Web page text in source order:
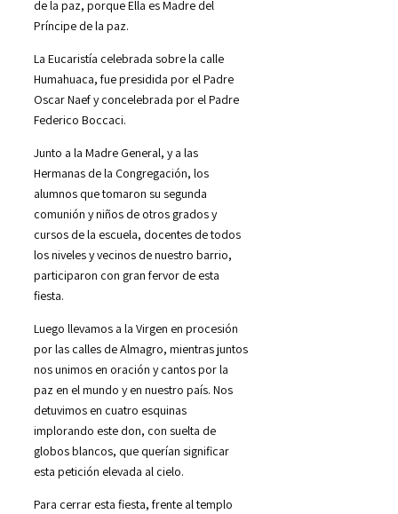
de la paz, porque Ella es Madre del
Príncipe de la paz.
La Eucaristía celebrada sobre la calle
Humahuaca, fue presidida por el Padre
Oscar Naef y concelebrada por el Padre
Federico Boccaci.
Junto a la Madre General, y a las
Hermanas de la Congregación, los
alumnos que tomaron su segunda
comunión y niños de otros grados y
cursos de la escuela, docentes de todos
los niveles y vecinos de nuestro barrio,
participaron con gran fervor de esta
fiesta.
Luego llevamos a la Virgen en procesión
por las calles de Almagro, mientras juntos
nos unimos en oración y cantos por la
paz en el mundo y en nuestro país. Nos
detuvimos en cuatro esquinas
implorando este don, con suelta de
globos blancos, que querían significar
esta petición elevada al cielo.
Para cerrar esta fiesta, frente al templo